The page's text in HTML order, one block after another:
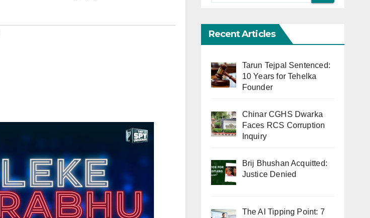
Recent Articles
Tarun Tejpal Sentenced:
10 Years for Tehelka
Founder
Chinar CGHS Dwarka
Faces RCS Corruption
Inquiry
Brij Bhushan Acquitted:
Justice Denied
The AI Tipping Point: 7